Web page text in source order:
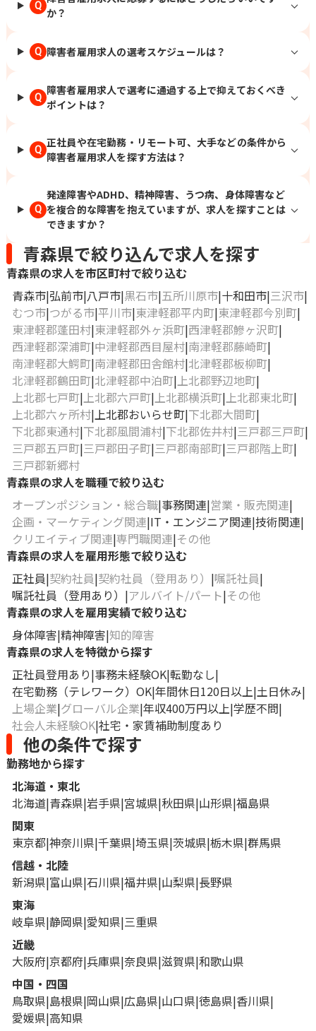
Q
か？
Q 障害者雇用求人の選考スケジュールは？
Q
障害者雇用求人で選考に通過する上で抑えておくべき
ポイントは？
Q
正社員や在宅勤務・リモート可、大手などの条件から
障害者雇用求人を探す方法は？
Q
発達障害やADHD、精神障害、うつ病、身体障害など
を複合的な障害を抱えていますが、求人を探すことは
できますか？
青森県で絞り込んで求人を探す
青森県の求人を市区町村で絞り込む
青森市 弘前市 八戸市 黒石市 五所川原市 十和田市 三沢市
むつ市 つがる市 平川市 東津軽郡平内町 東津軽郡今別町
東津軽郡蓬田村 東津軽郡外ヶ浜町 西津軽郡鰺ヶ沢町
西津軽郡深浦町 中津軽郡西目屋村 南津軽郡藤崎町
南津軽郡大鰐町 南津軽郡田舎館村 北津軽郡板柳町
北津軽郡鶴田町 北津軽郡中泊町 上北郡野辺地町
上北郡七戸町 上北郡六戸町 上北郡横浜町 上北郡東北町
上北郡六ヶ所村 上北郡おいらせ町 下北郡大間町
下北郡東通村 下北郡風間浦村 下北郡佐井村 三戸郡三戸町
三戸郡五戸町 三戸郡田子町 三戸郡南部町 三戸郡階上町
三戸郡新郷村
青森県の求人を職種で絞り込む
オープンポジション・総合職 事務関連 営業・販売関連
企画・マーケティング関連 IT・エンジニア関連 技術関連
クリエイティブ関連 専門職関連 その他
青森県の求人を雇用形態で絞り込む
正社員 契約社員 契約社員（登用あり）
嘱託社員
嘱託社員（登用あり）
アルバイト/パート その他
青森県の求人を雇用実績で絞り込む
身体障害 精神障害 知的障害
青森県の求人を特徴から探す
正社員登用あり 事務未経験OK 転勤なし
在宅勤務（テレワーク）OK 年間休日120日以上 土日休み
上場企業 グローバル企業 年収400万円以上 学歴不問
社会人未経験OK 社宅・家賃補助制度あり
他の条件で探す
勤務地から探す
北海道・東北
北海道 青森県 岩手県 宮城県 秋田県 山形県 福島県
関東
東京都 神奈川県 千葉県 埼玉県 茨城県 栃木県 群馬県
信越・北陸
新潟県 富山県 石川県 福井県 山梨県 長野県
東海
岐阜県 静岡県 愛知県 三重県
近畿
大阪府 京都府 兵庫県 奈良県 滋賀県 和歌山県
中国・四国
鳥取県 島根県 岡山県 広島県 山口県 徳島県 香川県
愛媛県 高知県